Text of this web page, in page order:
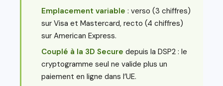
Emplacement variable : verso (3 chiffres)
sur Visa et Mastercard, recto (4 chiffres)
sur American Express.
Couplé à la 3D Secure depuis la DSP2 : le
cryptogramme seul ne valide plus un
paiement en ligne dans l’UE.